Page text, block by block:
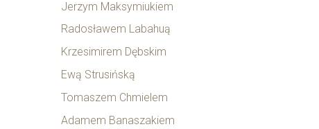
Jerzym Maksymiukiem
Radosławem Labahuą
Krzesimirem Dębskim
Ewą Strusińską
Tomaszem Chmielem
Adamem Banaszakiem